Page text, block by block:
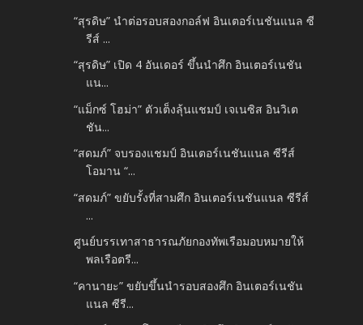
“สุรดิษ” นำต่อรอบสองกอล์ฟ อินเตอร์เนชันแนล ซี
รีส์ ...
“สุรดิษ” เปิด 4 อันเดอร์ ขึ้นนำศึก อินเตอร์เนชัน
แน...
“แม็กซ์ โฮม่า” ตัวเต็งลุ้นแชมป์ เจเนซิส อินวิเต
ชัน...
“สดมภ์” จบรองแชมป์ อินเตอร์เนชันแนล ซีรีส์
โอมาน “...
“สดมภ์” ขยับรั้งที่สามศึก อินเตอร์เนชันแนล ซีรีส์
...
ศูนย์บรรเทาสาธารณภัยกองทัพเรือมอบหมายให้
พลเรือตรี...
“คานายะ” ขยับขึ้นนำรอบสองศึก อินเตอร์เนชัน
แนล ซีรี...